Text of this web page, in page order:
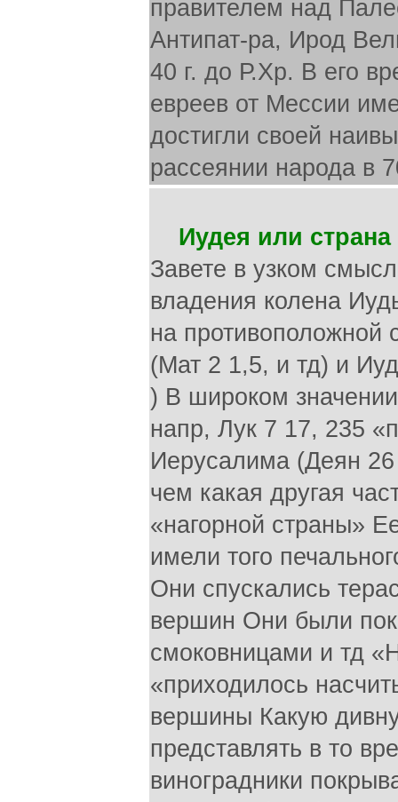
правителем над
Антипат-ра, Ирод
40 г. до Р.Хр. В его
евреев от Мессии
достигли своей
рассеянии народа в
Иудея или
Завете в узком
владения колена
на
(Мат 2 1,5, и тд) и
) В широком
напр, Лук 7 17, 235
Иерусалима (Деян
чем какая другая
«нагорной страны»
имели того
Они спускались
вершин Они были
смоковницами и тд
«приходилось
вершины Какую
представлять в то
виноградники